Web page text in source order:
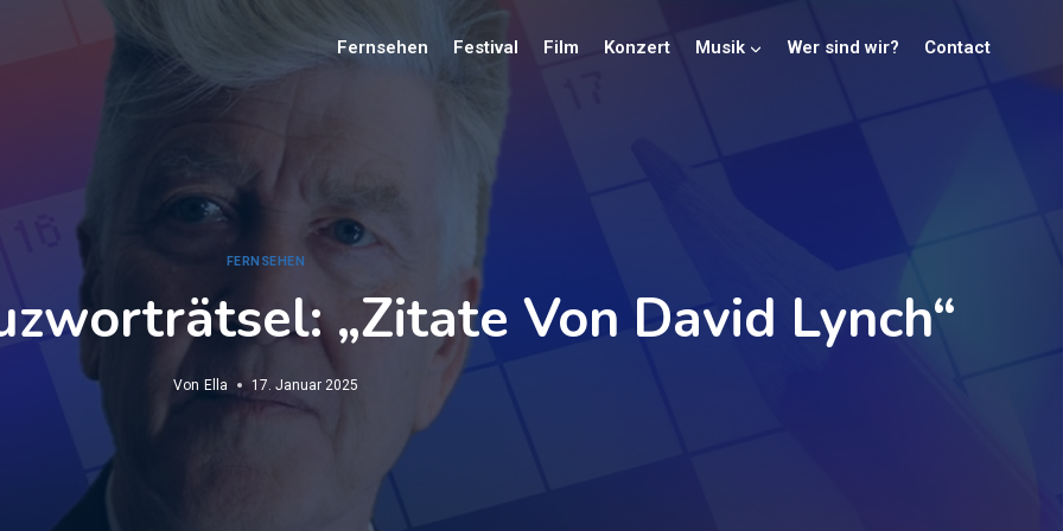
Fernsehen Festival Film Konzert Musik Wer sind wir? Contact
FERNSEHEN
„Zitate Von David Lynch“
Von Ella 17. Januar 2025